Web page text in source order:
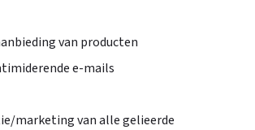
van producten
e-mails
marketing van alle gelieerde